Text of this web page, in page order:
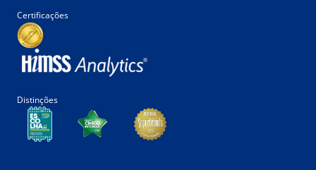
Certificações
Distinções